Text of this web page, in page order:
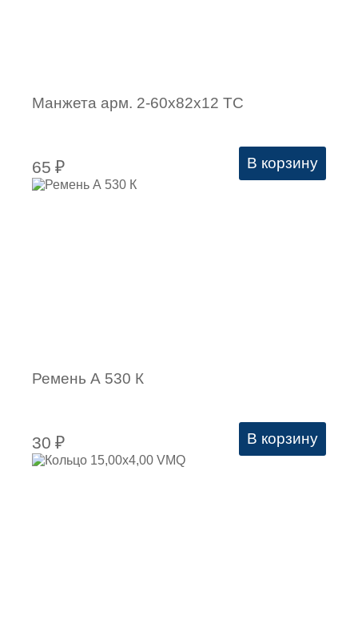
Манжета арм. 2-60х82х12 ТC
65 ₽ В корзину
Ремень А 530 К
30 ₽ В корзину